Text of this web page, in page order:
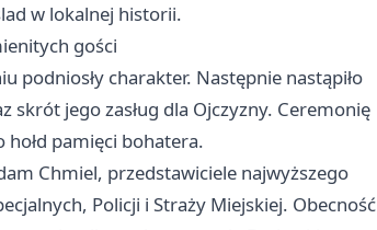
w lokalnej historii.
gości
podniosły charakter. Następnie nastąpiło
skrót jego zasług dla Ojczyzny. Ceremonię
pamięci bohatera.
Chmiel, przedstawiciele najwyższego
Policji i Straży Miejskiej. Obecność